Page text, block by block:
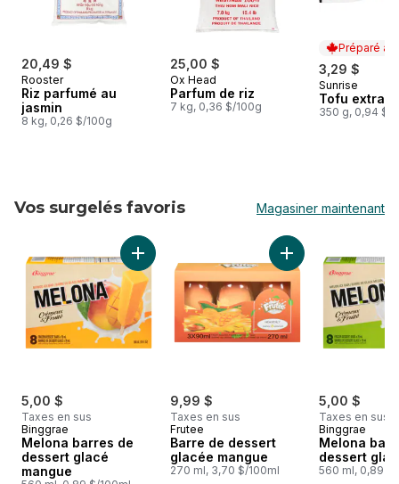
20,49 $
Rooster
Riz parfumé au
jasmin
8 kg, 0,26 $/100g
25,00 $
Ox Head
Parfum de riz
7 kg, 0,36 $/100g
Préparé au
3,29 $
Préparé au
Sunrise
Tofu extra
350 g, 0,94 $/
Vos surgelés favoris Magasiner maintenant
sauter Vos surgelés favoris
5,00 $
Taxes en sus
Binggrae
Melona barres de
dessert glacé
mangue
Ajouter Melona barres de dessert glacé
9,99 $
Taxes en sus
Frutee
Barre de dessert
glacée mangue
270 ml, 3,70 $/100ml
Ajouter Barre de
5,00 $
Taxes en sus
Binggrae
Melona
dessert
560 ml, 0,89